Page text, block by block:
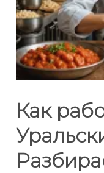
Как